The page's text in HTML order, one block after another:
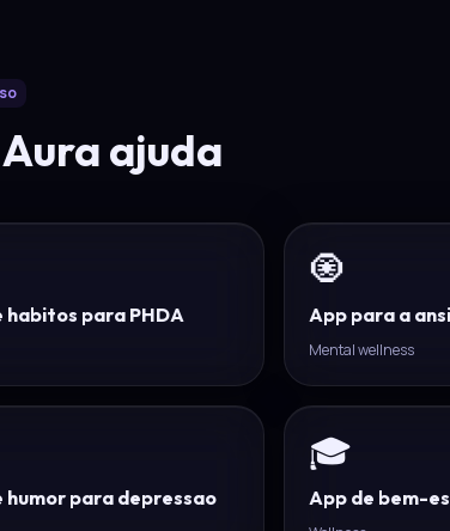
ajuda
para PHDA
🧿
App para a
Mental wellness
humor para depressao
🎓
App de bem-